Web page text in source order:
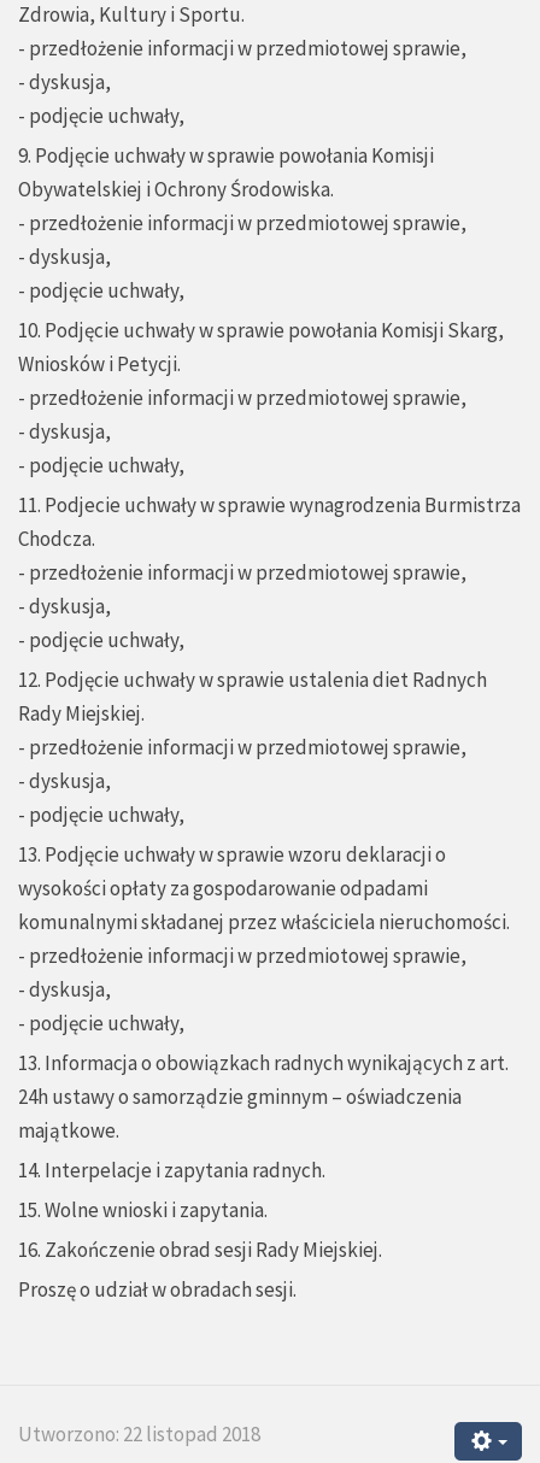
Zdrowia, Kultury i Sportu.
- przedłożenie informacji w przedmiotowej sprawie,
- dyskusja,
- podjęcie uchwały,
9. Podjęcie uchwały w sprawie powołania Komisji
Obywatelskiej i Ochrony Środowiska.
- przedłożenie informacji w przedmiotowej sprawie,
- dyskusja,
- podjęcie uchwały,
10. Podjęcie uchwały w sprawie powołania Komisji Skarg,
Wniosków i Petycji.
- przedłożenie informacji w przedmiotowej sprawie,
- dyskusja,
- podjęcie uchwały,
11. Podjecie uchwały w sprawie wynagrodzenia Burmistrza
Chodcza.
- przedłożenie informacji w przedmiotowej sprawie,
- dyskusja,
- podjęcie uchwały,
12. Podjęcie uchwały w sprawie ustalenia diet Radnych
Rady Miejskiej.
- przedłożenie informacji w przedmiotowej sprawie,
- dyskusja,
- podjęcie uchwały,
13. Podjęcie uchwały w sprawie wzoru deklaracji o
wysokości opłaty za gospodarowanie odpadami
komunalnymi składanej przez właściciela nieruchomości.
- przedłożenie informacji w przedmiotowej sprawie,
- dyskusja,
- podjęcie uchwały,
13. Informacja o obowiązkach radnych wynikających z art.
24h ustawy o samorządzie gminnym – oświadczenia
majątkowe.
14. Interpelacje i zapytania radnych.
15. Wolne wnioski i zapytania.
16. Zakończenie obrad sesji Rady Miejskiej.
Proszę o udział w obradach sesji.
Utworzono: 22 listopad 2018